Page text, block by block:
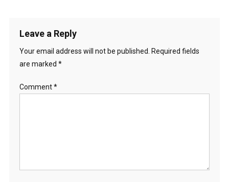
Leave a Reply
Your email address will not be published.
Required fields
are marked *
Comment*